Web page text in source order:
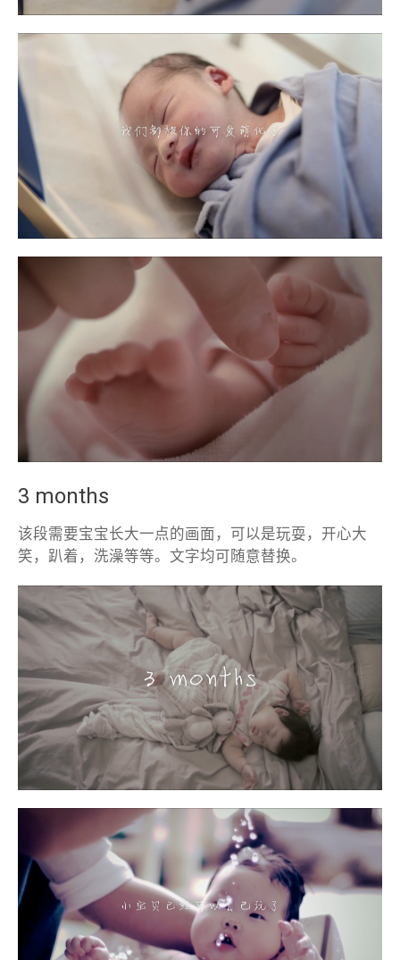
3 months
该段需要宝宝长大一点的画面，可以是玩耍，开心大
笑，趴着，洗澡等等。文字均可随意替换。